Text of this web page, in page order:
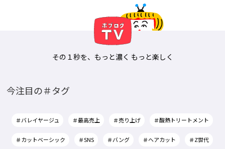
その１秒を、もっと濃く もっと楽しく
今注目の＃タグ
＃バレイヤージュ ＃最高売上 ＃売り上げ ＃酸熱トリートメント
＃カットベーシック ＃SNS ＃バング ＃ヘアカット ＃Z世代